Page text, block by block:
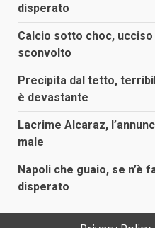
disperato
Calcio sotto choc, ucciso
sconvolto
Precipita dal tetto,
è devastante
Lacrime Alcaraz,
male
Napoli che guaio, se n’è
disperato